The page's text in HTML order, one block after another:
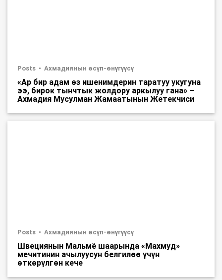
Posts Ахмадиянын өсүп-өнүгүүсү
«Ар бир адам өз ишенимдерин таратуу укугуна
ээ, бирок тынчтык жолдору аркылуу гана» –
Ахмадия Мусулман Жамаатынын Жетекчиси
Posts Ахмадиянын өсүп-өнүгүүсү
Швециянын Мальмё шаарында «Махмуд»
мечитинин ачылуусун белгилөө үчүн
өткөрүлгөн кече